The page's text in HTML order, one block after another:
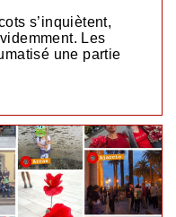
s’inquiètent,
Les
une partie